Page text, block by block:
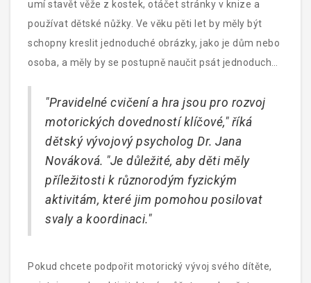
pohyby, jako je například šplhání po žebříku na hřišti
nebo nácvik jízdy na kole bez postranních koleček.
umí stavět věže z kostek, otáčet stránky v knize a
používat dětské nůžky. Ve věku pěti let by měly být
schopny kreslit jednoduché obrázky, jako je dům nebo
osoba, a měly by se postupně naučit psát jednoduché
"Pravidelné cvičení a hra jsou pro rozvoj
motorických dovedností klíčové," říká
dětský vývojový psycholog Dr. Jana
Nováková. "Je důležité, aby děti měly
příležitosti k různorodým fyzickým
aktivitám, které jim pomohou posilovat
svaly a koordinaci."
Pokud chcete podpořit motorický vývoj svého dítěte,